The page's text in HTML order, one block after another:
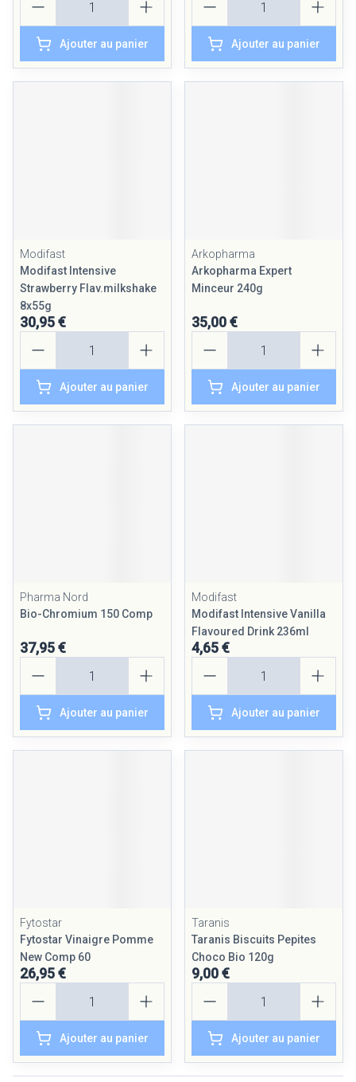
Ajouter au panier Ajouter au panier
Modifast
Modifast Intensive
Strawberry Flav.milkshake
8x55g
30,95 €
Ajouter au panier
Arkopharma
Arkopharma Expert
Minceur 240g
35,00 €
Ajouter au panier
Pharma Nord
Bio-Chromium 150 Comp
37,95 €
Ajouter au panier
Modifast
Modifast Intensive Vanilla
Flavoured Drink 236ml
4,65 €
Ajouter au panier
Fytostar
Fytostar Vinaigre Pomme
New Comp 60
26,95 €
Ajouter au panier
Taranis
Taranis Biscuits Pepites
Choco Bio 120g
9,00 €
Ajouter au panier